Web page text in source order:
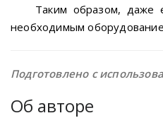
Таким образом, даже
необходимым
Подготовлено с
Об авторе